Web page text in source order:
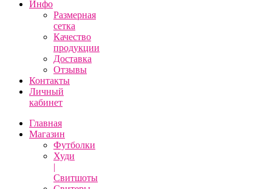
Инфо
Размерная
сетка
Качество
продукции
Доставка
Отзывы
Контакты
Личный
кабинет
Главная
Магазин
Футболки
Худи
|
Свитшоты